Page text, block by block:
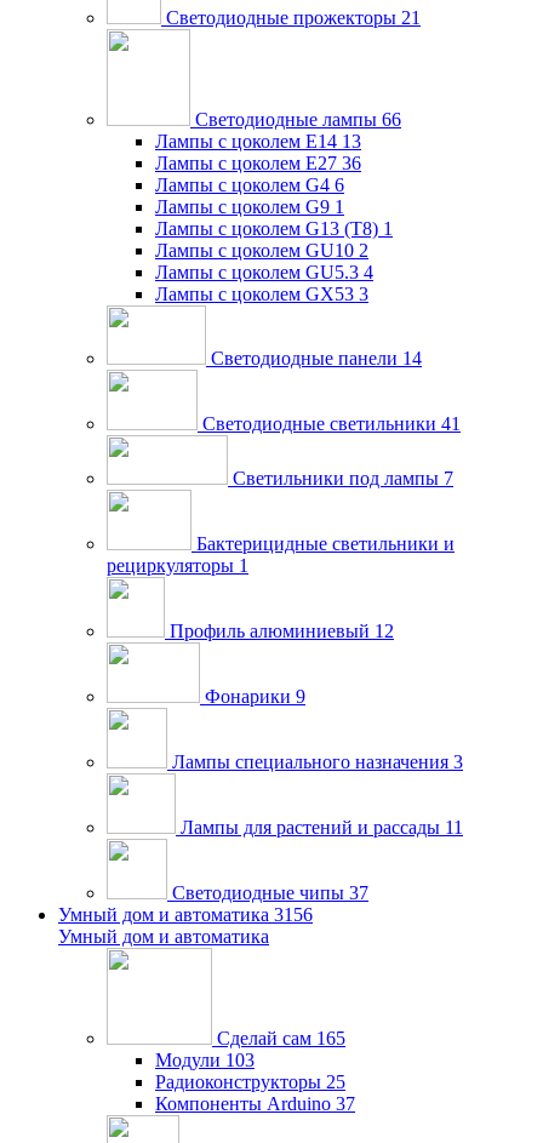
Светодиодные прожекторы 21
Светодиодные лампы 66
Лампы с цоколем E14 13
Лампы с цоколем E27 36
Лампы с цоколем G4 6
Лампы с цоколем G9 1
Лампы с цоколем G13 (Т8) 1
Лампы с цоколем GU10 2
Лампы с цоколем GU5.3 4
Лампы с цоколем GX53 3
Светодиодные панели 14
Светодиодные светильники 41
Светильники под лампы 7
Бактерицидные светильники и
рециркуляторы 1
Профиль алюминиевый 12
Фонарики 9
Лампы специального назначения 3
Лампы для растений и рассады 11
Светодиодные чипы 37
Умный дом и автоматика 3156
Умный дом и автоматика
Сделай сам 165
Модули 103
Радиоконструкторы 25
Компоненты Arduino 37